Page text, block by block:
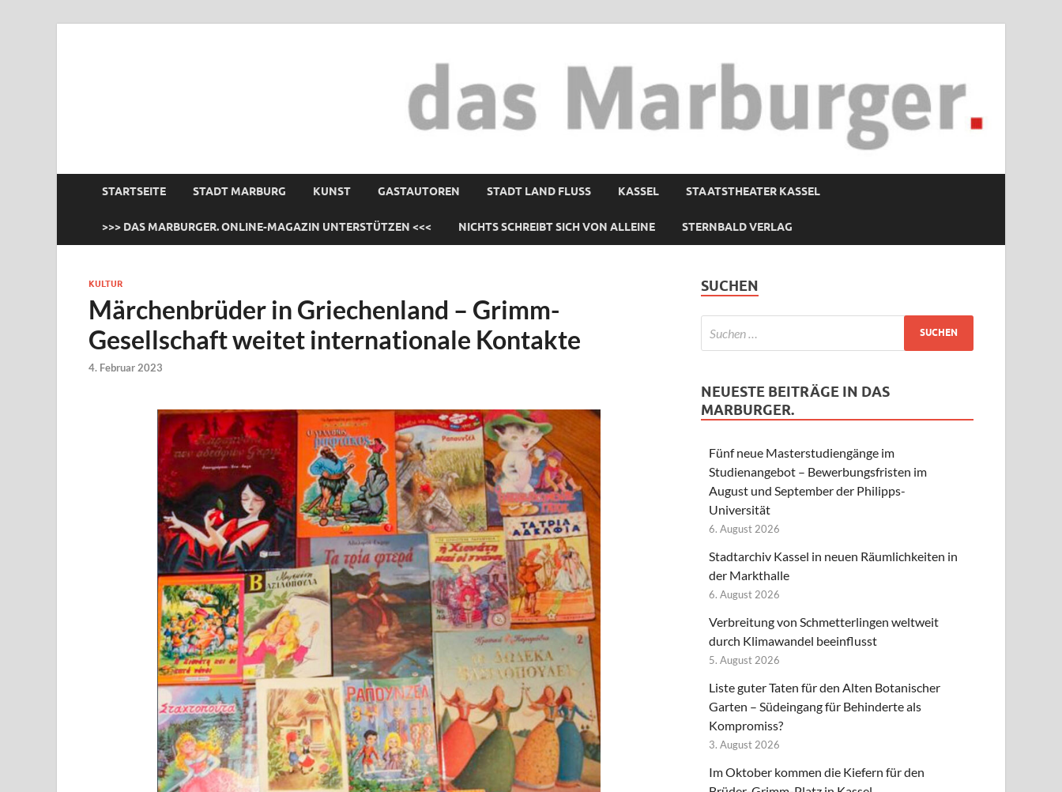
STARTSEITE STADT MARBURG KUNST GASTAUTOREN STADT LAND FLUSS KASSEL STAATSTHEATER KASSEL
>>> DAS MARBURGER. ONLINE-MAGAZIN UNTERSTÜTZEN <<< NICHTS SCHREIBT SICH VON ALLEINE STERNBALD VERLAG
KULTUR
Märchenbrüder in Griechenland – Grimm-
Gesellschaft weitet internationale Kontakte
4. Februar 2023
SUCHEN
NEUESTE BEITRÄGE IN DAS
MARBURGER.
Fünf neue Masterstudiengänge im
Studienangebot – Bewerbungsfristen im
August und September der Philipps-
Universität
6. August 2026
Stadtarchiv Kassel in neuen Räumlichkeiten in
der Markthalle
6. August 2026
Verbreitung von Schmetterlingen weltweit
durch Klimawandel beeinflusst
5. August 2026
Liste guter Taten für den Alten Botanischer
Garten – Südeingang für Behinderte als
Kompromiss?
3. August 2026
Im Oktober kommen die Kiefern für den